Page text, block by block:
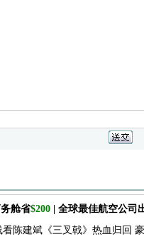
务舱省$200 | 全球最佳航空公司
陈建斌《三叉戟》热血归回